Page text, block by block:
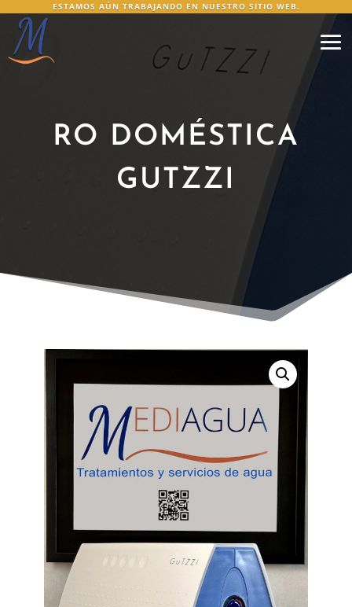
ESTAMOS AÚN TRABAJANDO EN NUESTRO SITIO WEB.
RO DOMÉSTICA
GUTZZI